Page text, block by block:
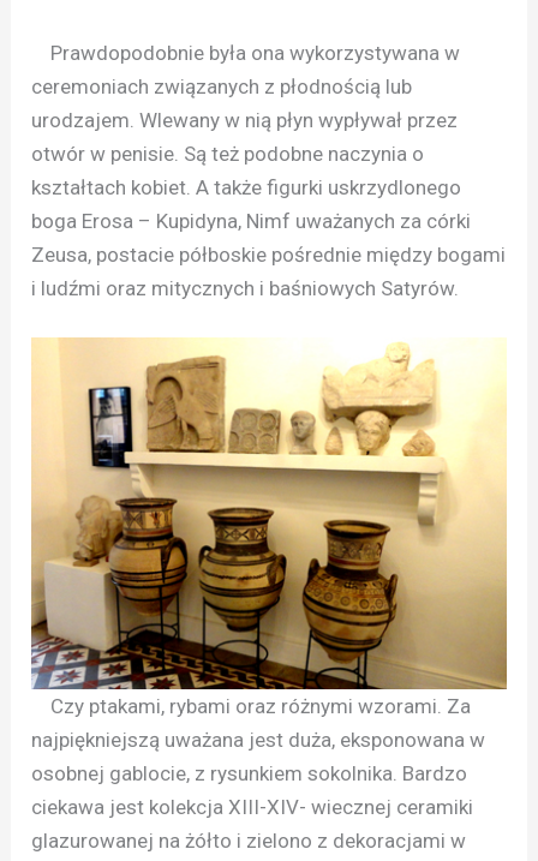
Prawdopodobnie była ona wykorzystywana w
ceremoniach związanych z płodnością lub
urodzajem. Wlewany w nią płyn wypływał przez
otwór w penisie. Są też podobne naczynia o
kształtach kobiet. A także figurki uskrzydlonego
boga Erosa – Kupidyna, Nimf uważanych za córki
Zeusa, postacie półboskie pośrednie między bogami
i ludźmi oraz mitycznych i baśniowych Satyrów.
Czy ptakami, rybami oraz różnymi wzorami. Za
najpiękniejszą uważana jest duża, eksponowana w
osobnej gablocie, z rysunkiem sokolnika. Bardzo
ciekawa jest kolekcja XIII-XIV- wiecznej ceramiki
glazurowanej na żółto i zielono z dekoracjami w